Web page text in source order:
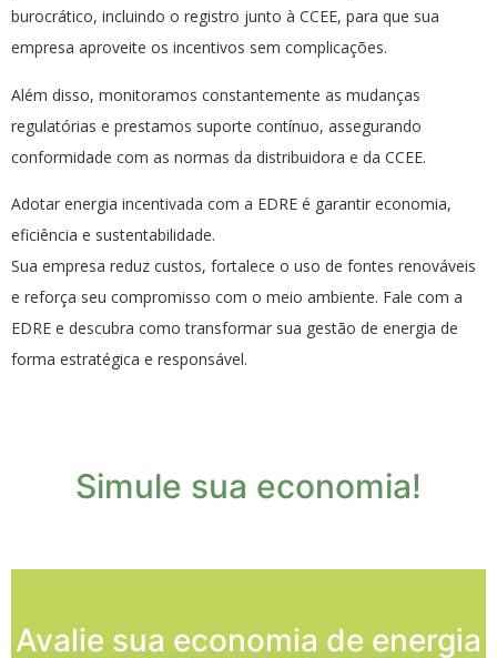
burocrático, incluindo o registro junto à CCEE, para que sua
empresa aproveite os incentivos sem complicações.
Além disso, monitoramos constantemente as mudanças
regulatórias e prestamos suporte contínuo, assegurando
conformidade com as normas da distribuidora e da CCEE.
Adotar energia incentivada com a EDRE é garantir economia,
eficiência e sustentabilidade.
Sua empresa reduz custos, fortalece o uso de fontes renováveis
e reforça seu compromisso com o meio ambiente. Fale com a
EDRE e descubra como transformar sua gestão de energia de
forma estratégica e responsável.
Simule sua economia!
Avalie sua economia de energia